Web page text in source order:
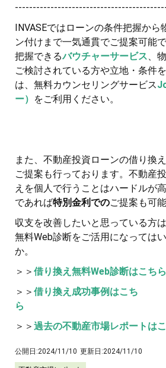
INVASEではローンの条件把握か
ン付けまで一気通貫でご提案可能
把握できるバウチャーサービス、
ご検討されている方や立地・条件
は、無料カウンセリングサービス
ー） をご利用ください。
また、不動産投資ローンの借り換
ご提案も行っております。不動産
えを個人で行うことはハードルが
であれば特別金利でのご提案も可能
収支を改善したいと思っている方
無料Web診断をご活用になっては
か。
＞＞ 借り換え無料Web診断はこちら
＞＞ 借り換え成功事例はこち
ら
＞＞ 過去の不動産市場レポートは
公開日:2024/11/10 更新日:2024/11/10